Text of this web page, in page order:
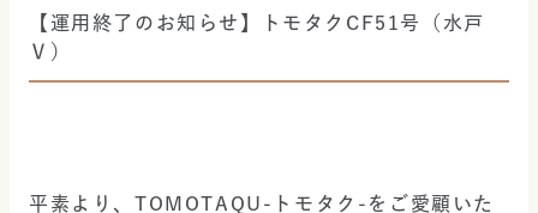
【運用終了のお知らせ】トモタクCF51号（水戸
Ⅴ）
平素より、TOMOTAQU-トモタク-をご愛顧いた